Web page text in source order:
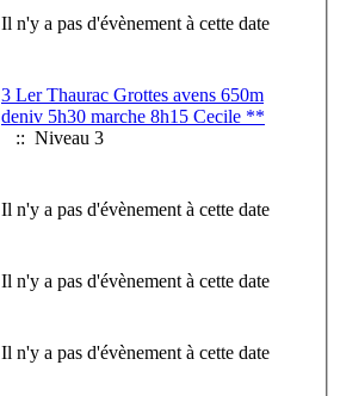
Il n'y a pas d'évènement à cette date
3 Ler Thaurac Grottes avens 650m
deniv 5h30 marche 8h15 Cecile **
:: Niveau 3
Il n'y a pas d'évènement à cette date
Il n'y a pas d'évènement à cette date
Il n'y a pas d'évènement à cette date